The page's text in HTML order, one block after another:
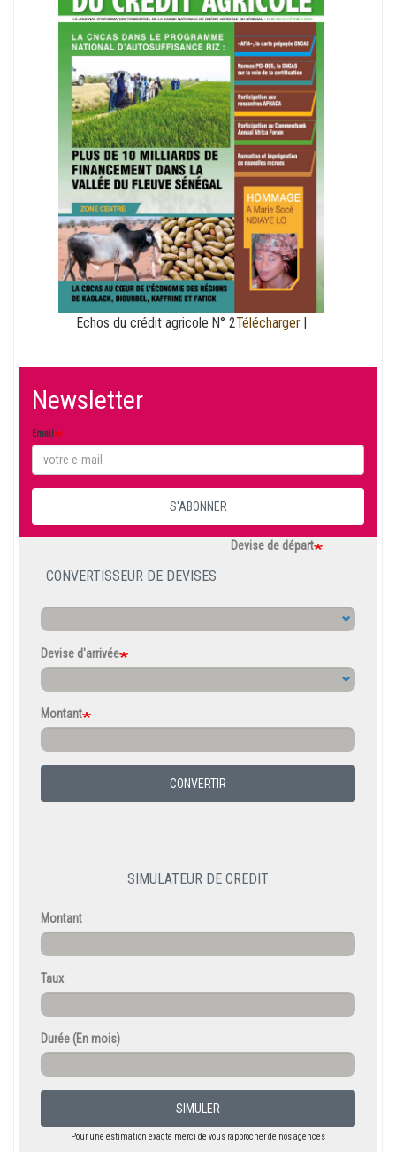
Echos du crédit agricole N° 2Télécharger|
Newsletter
Email
S'ABONNER
CONVERTISSEUR DE DEVISES
Devise de départ
Devise d'arrivée
Montant
CONVERTIR
SIMULATEUR DE CREDIT
Montant
Taux
Durée (En mois)
SIMULER
Pour une estimation exacte merci de vous rapprocher de nos agences